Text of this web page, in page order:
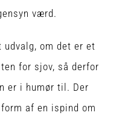
værd.
udvalg, om det er et
for sjov, så derfor
er i humør til. Der
af en ispind om